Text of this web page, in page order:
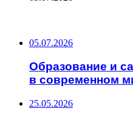
05.07.2026
Образование и
в современном
25.05.2026